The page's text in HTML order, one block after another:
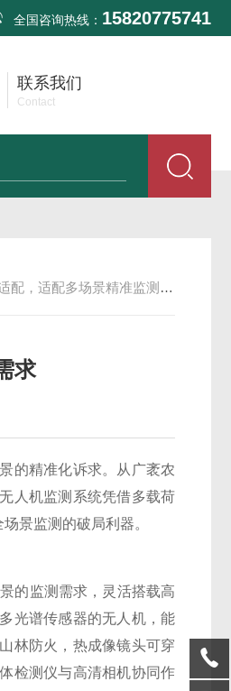
全国咨询热线： 15820775741
联系我们
Contact
TBMA1B EMI双锥天线30M-3G
，适配多场景精准监测需求
求
的精准化诉求。从广袤农
人机监测系统凭借多载荷
景监测的破局利器。
的监测需求，灵活搭载高
光谱传感器的无人机，能
林防火，热成像镜头可穿
检测仪与高清相机协同作